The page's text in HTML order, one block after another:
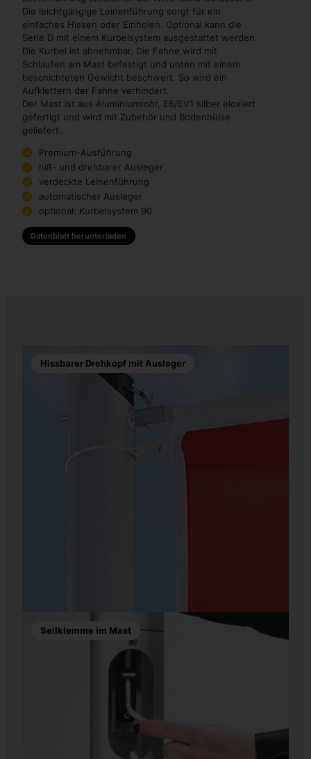
Die leichtgängige Leinenführung sorgt für ein
einfaches Hissen oder Einholen. Optional kann die
Serie D mit einem Kurbelsystem ausgestattet werden.
Die Kurbel ist abnehmbar. Die Fahne wird mit
Schlaufen am Mast befestigt und unten mit einem
beschichteten Gewicht beschwert. So wird ein
Aufklettern der Fahne verhindert.
Der Mast ist aus Aluminiumrohr, E6/EV1 silber eloxiert
gefertigt und wird mit Zubehör und Bodenhülse
geliefert.
Premium-Ausführung
hiß- und drehbarer Ausleger
verdeckte Leinenführung
automatischer Ausleger
optional: Kurbelsystem 90
Datenblatt herunterladen
Hissbarer Drehkopf mit Ausleger
Seilklemme im Mast